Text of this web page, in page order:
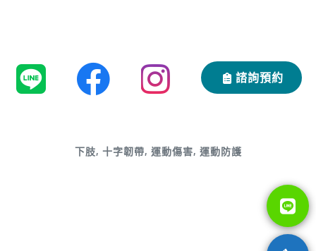
諮詢預約
下肢, 十字韌帶, 運動傷害, 運動防護